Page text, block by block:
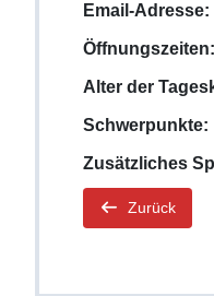
Email-Adresse:
Öffnungszeiten:
Alter der
Schwerpunkte:
Zusätzliches
Zurück